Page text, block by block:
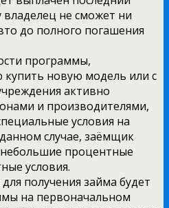
не сможет ни
до полного погашения
программы,
новую модель или с
активно
и производителями,
условия на
случае, заёмщик
процентные
условия.
получения займа будет
на первоначальном